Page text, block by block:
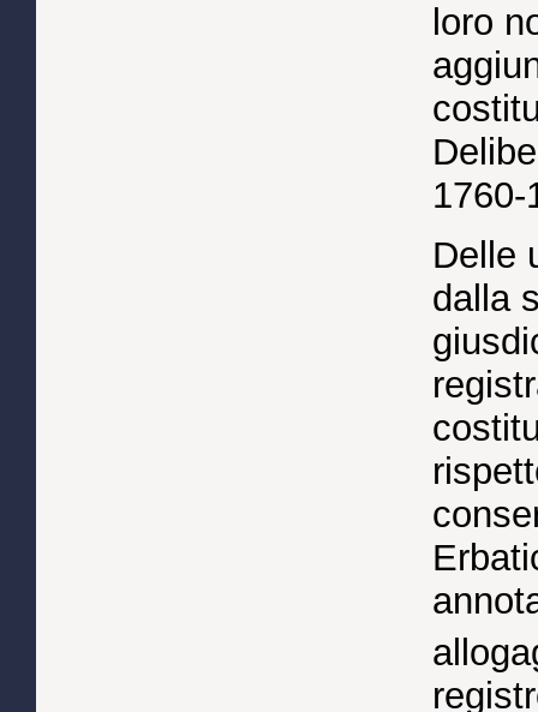
loro
1760-
Delle
dalla